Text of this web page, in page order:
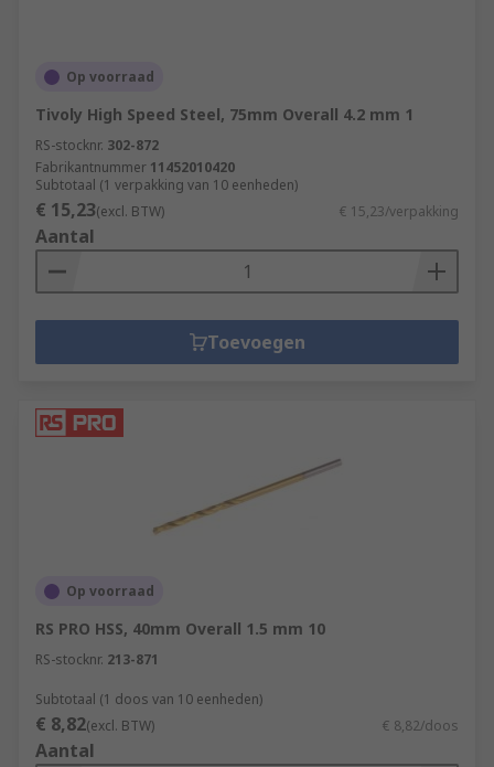
Op voorraad
Tivoly High Speed Steel, 75mm Overall 4.2 mm 1
RS-stocknr. 302-872
Fabrikantnummer 11452010420
Subtotaal (1 verpakking van 10 eenheden)
€ 15,23(excl. BTW) € 15,23/verpakking
Aantal
Toevoegen
Op voorraad
RS PRO HSS, 40mm Overall 1.5 mm 10
RS-stocknr. 213-871
Subtotaal (1 doos van 10 eenheden)
€ 8,82(excl. BTW) € 8,82/doos
Aantal